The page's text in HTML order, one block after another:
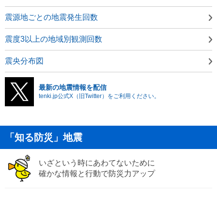
震源地ごとの地震発生回数
震度3以上の地域別観測回数
震央分布図
最新の地震情報を配信
tenki.jp公式X（旧Twitter）をご利用ください。
「知る防災」地震
いざという時にあわてないために
確かな情報と行動で防災力アップ